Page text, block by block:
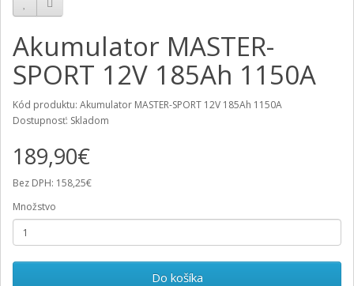
Akumulator MASTER-
SPORT 12V 185Ah 1150A
Kód produktu: Akumulator MASTER-SPORT 12V 185Ah 1150A
Dostupnosť: Skladom
189,90€
Bez DPH: 158,25€
Množstvo
Do košíka